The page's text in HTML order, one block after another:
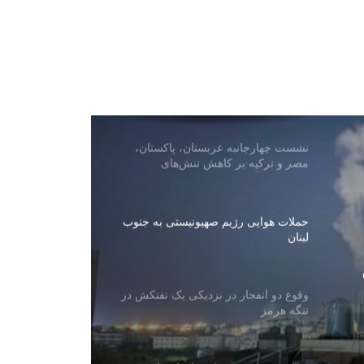
نشست چهارجانبه عربستان، پاکستان،
مصر و ترکیه بر کاهش تنش‌های
حملات هوایی رژیم صهیونیستی به جنوب
لبنان
وقوع دو انفجار در نزدیکی یک نفتکش در
تنگه هرمز